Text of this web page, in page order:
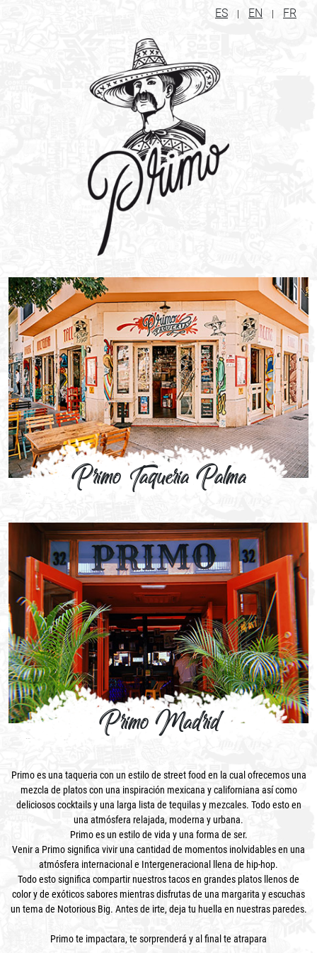
ES | EN | FR
Primo Taqueria Palma
Primo Madrid
Primo es una taqueria con un estilo de street food en la cual ofrecemos una
mezcla de platos con una inspiración mexicana y californiana así como
deliciosos cocktails y una larga lista de tequilas y mezcales. Todo esto en
una atmósfera relajada, moderna y urbana.
Primo es un estilo de vida y una forma de ser.
Venir a Primo significa vivir una cantidad de momentos inolvidables en una
atmósfera internacional e Intergeneracional llena de hip-hop.
Todo esto significa compartir nuestros tacos en grandes platos llenos de
color y de exóticos sabores mientras disfrutas de una margarita y escuchas
un tema de Notorious Big. Antes de irte, deja tu huella en nuestras paredes.
Primo te impactara, te sorprenderá y al final te atrapara